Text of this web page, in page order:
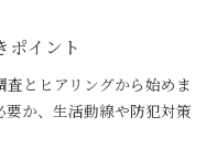
ポイント
とヒアリングから始めま
か、生活動線や防犯対策